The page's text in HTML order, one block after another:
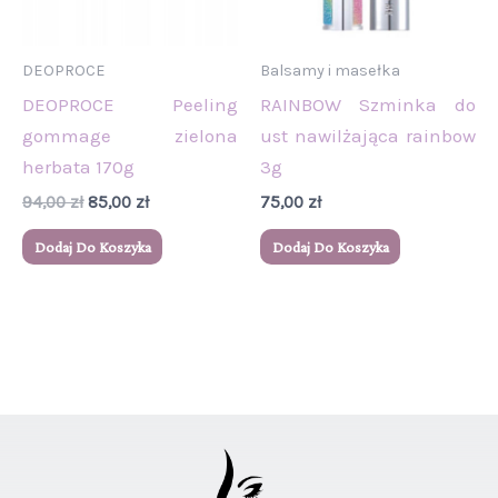
DEOPROCE
DEOPROCE Peeling
gommage zielona
herbata 170g
94,00zł 85,00 zł
Dodaj Do Koszyka
Balsamy i masełka
RAINBOW Szminka do
ust nawilżająca rainbow
3g
75,00 zł
Dodaj Do Koszyka